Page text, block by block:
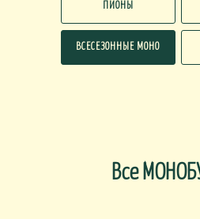
ПИОНЫ
ВСЕСЕЗОННЫЕ МОНО
Все